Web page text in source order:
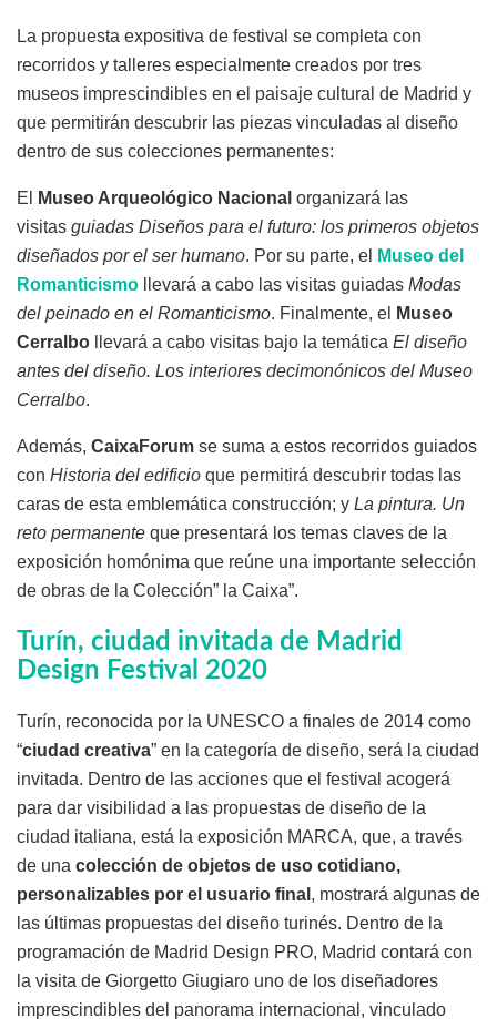
La propuesta expositiva de festival se completa con
recorridos y talleres especialmente creados por tres
museos imprescindibles en el paisaje cultural de Madrid y
que permitirán descubrir las piezas vinculadas al diseño
dentro de sus colecciones permanentes:
El Museo Arqueológico Nacional organizará las
visitas guiadas Diseños para el futuro: los primeros objetos
diseñados por el ser humano. Por su parte, el
Museo del
Romanticismo llevará a cabo las visitas guiadas Modas
del peinado en el Romanticismo. Finalmente, el
Museo
Cerralbo llevará a cabo visitas bajo la temática El diseño
antes del diseño. Los interiores decimonónicos del Museo
Cerralbo.
Además, CaixaForum se suma a estos recorridos guiados
con Historia del edificio que permitirá descubrir todas las
caras de esta emblemática construcción; y La pintura. Un
reto permanente que presentará los temas claves de la
exposición homónima que reúne una importante selección
de obras de la Colección” la Caixa”.
Turín, ciudad invitada de Madrid
Design Festival 2020
Turín, reconocida por la UNESCO a finales de 2014 como
“ciudad creativa” en la categoría de diseño, será la ciudad
invitada. Dentro de las acciones que el festival acogerá
para dar visibilidad a las propuestas de diseño de la
ciudad italiana, está la exposición MARCA, que, a través
de una colección de objetos de uso cotidiano,
personalizables por el usuario final , mostrará algunas de
las últimas propuestas del diseño turinés. Dentro de la
programación de Madrid Design PRO, Madrid contará con
la visita de Giorgetto Giugiaro uno de los diseñadores
imprescindibles del panorama internacional, vinculado